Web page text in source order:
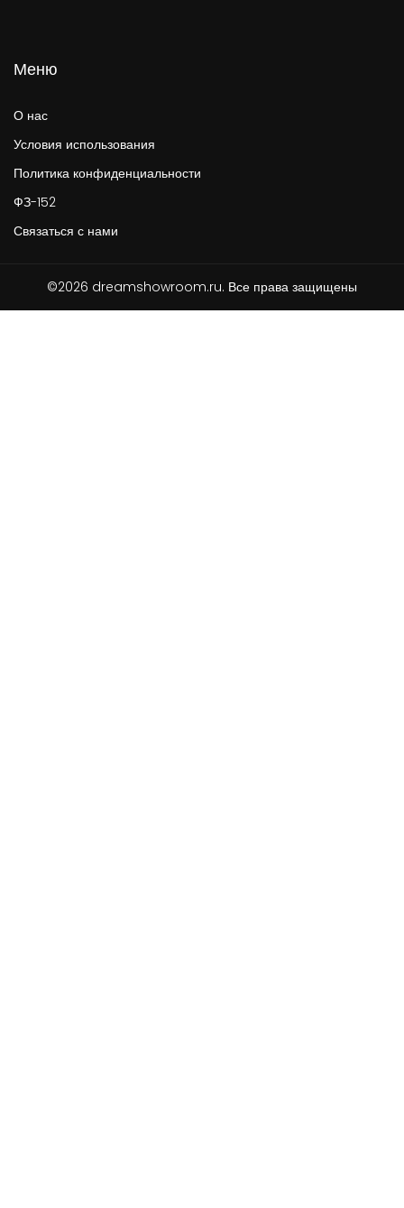
Меню
О нас
Условия использования
Политика конфиденциальности
ФЗ-152
Связаться с нами
©2026 dreamshowroom.ru. Все права защищены